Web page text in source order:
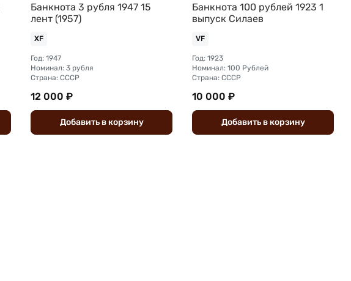
Банкнота 3 рубля 1947 15
лент (1957)
XF
Год: 1947
Номинал: 3 рубля
Страна: СССР
12 000 ₽
Добавить вкорзину
Банкнота 100 рублей 1923 1
выпуск Силаев
VF
Год: 1923
Номинал: 100 Рублей
Страна: СССР
10 000 ₽
Добавить вкорзину